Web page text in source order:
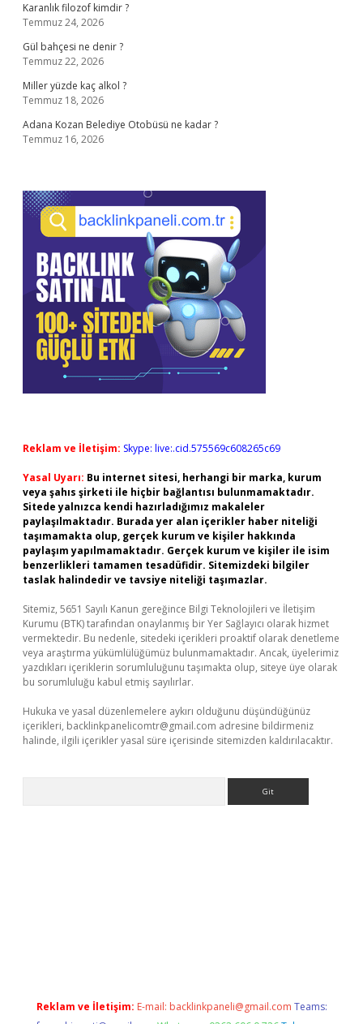
Karanlık filozof kimdir ?
Temmuz 24, 2026
Gül bahçesi ne denir ?
Temmuz 22, 2026
Miller yüzde kaç alkol ?
Temmuz 18, 2026
Adana Kozan Belediye Otobüsü ne kadar ?
Temmuz 16, 2026
Reklam ve İletişim: Skype: live:.cid.575569c608265c69
Yasal Uyarı: Bu internet sitesi, herhangi bir marka, kurum
veya şahıs şirketi ile hiçbir bağlantısı bulunmamaktadır.
Sitede yalnızca kendi hazırladığımız makaleler
paylaşılmaktadır. Burada yer alan içerikler haber niteliği
taşımamakta olup, gerçek kurum ve kişiler hakkında
paylaşım yapılmamaktadır. Gerçek kurum ve kişiler ile isim
benzerlikleri tamamen tesadüfidir. Sitemizdeki bilgiler
taslak halindedir ve tavsiye niteliği taşımazlar.
Sitemiz, 5651 Sayılı Kanun gereğince Bilgi Teknolojileri ve İletişim
Kurumu (BTK) tarafından onaylanmış bir Yer Sağlayıcı olarak hizmet
vermektedir. Bu nedenle, sitedeki içerikleri proaktif olarak denetleme
veya araştırma yükümlülüğümüz bulunmamaktadır. Ancak, üyelerimiz
yazdıkları içeriklerin sorumluluğunu taşımakta olup, siteye üye olarak
bu sorumluluğu kabul etmiş sayılırlar.
Hukuka ve yasal düzenlemelere aykırı olduğunu düşündüğünüz
içerikleri, backlinkpanelicomtr@gmail.com adresine bildirmeniz
halinde, ilgili içerikler yasal süre içerisinde sitemizden kaldırılacaktır.
Reklam ve İletişim: E-mail: backlinkpaneli@gmail.com Teams: